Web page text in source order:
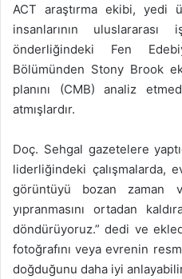
ACT araştırma ekibi, yedi
insanlarının
önderliğindeki Fen
Bölümünden Stony Brook
planını (CMB) analiz
atmışlardır.
Doç. Sehgal gazetelere
liderliğindeki çalışmalarda,
görüntüyü bozan zaman
yıpranmasını ortadan
döndürüyoruz.” dedi ve
fotoğrafını veya evrenin
doğduğunu daha iyi